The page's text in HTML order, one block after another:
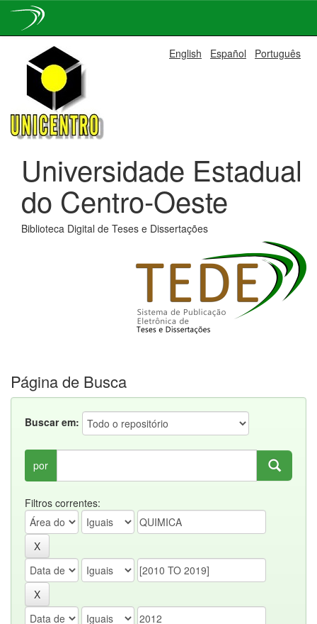
navigation
English Español Português
Universidade Estadual
do Centro-Oeste
Biblioteca Digital de Teses e Dissertações
Página de Busca
Buscar em:
por
Filtros correntes: